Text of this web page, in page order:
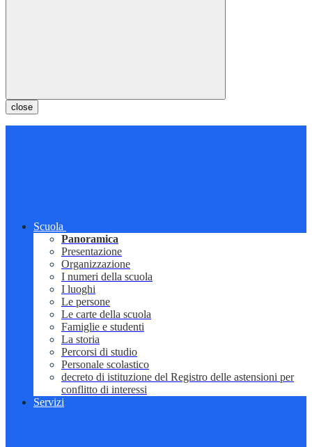
close
Scuola
Panoramica
Presentazione
Organizzazione
I numeri della scuola
I luoghi
Le persone
Le carte della scuola
Famiglie e studenti
La storia
Percorsi di studio
Personale scolastico
decreto di istituzione del Registro delle astensioni per
conflitto di interessi
Servizi